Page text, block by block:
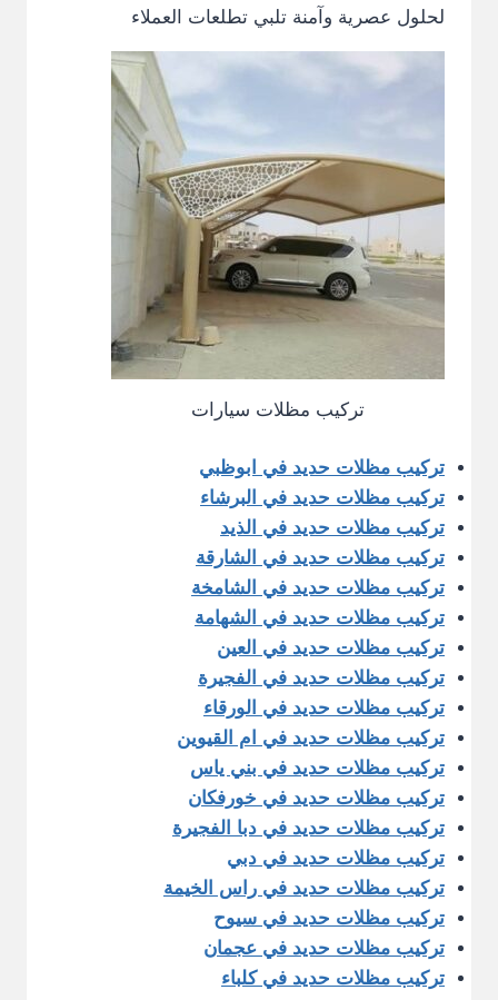
لحلول عصرية وآمنة تلبي تطلعات العملاء
تركيب مظلات سيارات
تركيب مظلات حديد في ابوظبي
تركيب مظلات حديد في البرشاء
تركيب مظلات حديد في الذيد
تركيب مظلات حديد في الشارقة
تركيب مظلات حديد في الشامخة
تركيب مظلات حديد في الشهامة
تركيب مظلات حديد في العين
تركيب مظلات حديد في الفجيرة
تركيب مظلات حديد في الورقاء
تركيب مظلات حديد في ام القيوين
تركيب مظلات حديد في بني ياس
تركيب مظلات حديد في خورفكان
تركيب مظلات حديد في دبا الفجيرة
تركيب مظلات حديد في دبي
تركيب مظلات حديد في راس الخيمة
تركيب مظلات حديد في سيوح
تركيب مظلات حديد في عجمان
تركيب مظلات حديد في كلباء